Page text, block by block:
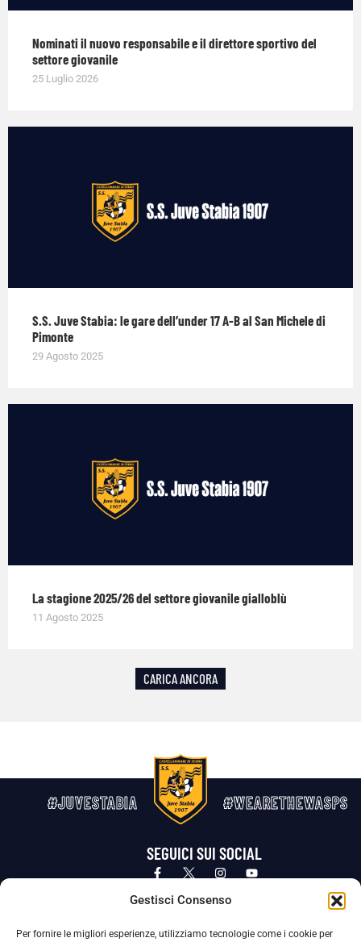
Gestisci Consenso
Per fornire le migliori esperienze, utilizziamo tecnologie come i cookie per
Nominati il nuovo responsabile e il direttore sportivo del
settore giovanile
25 Luglio 2026
S.S. Juve Stabia: le gare dell’under 17 A-B al San Michele di
Pimonte
29 Agosto 2025
La stagione 2025/26 del settore giovanile gialloblù
11 Agosto 2025
CARICA ANCORA
#JUVESTABIA #WEARETHEWASPS
SEGUICI SUI SOCIAL
Privacy Policy Cookie Policy
La Società ha nominato il Responsabile della Protezione dei Dati Personali (DPO), figura specializzata che vigila sulle modalità